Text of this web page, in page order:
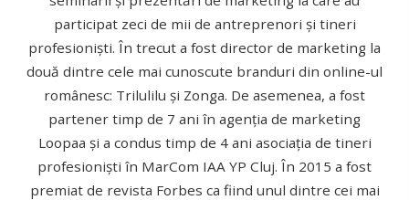
participat zeci de mii de antreprenori și tineri
profesioniști. În trecut a fost director de marketing la
două dintre cele mai cunoscute branduri din online-ul
românesc: Trilulilu și Zonga. De asemenea, a fost
partener timp de 7 ani în agenția de marketing
Loopaa și a condus timp de 4 ani asociația de tineri
profesioniști în MarCom IAA YP Cluj. În 2015 a fost
premiat de revista Forbes ca fiind unul dintre cei mai